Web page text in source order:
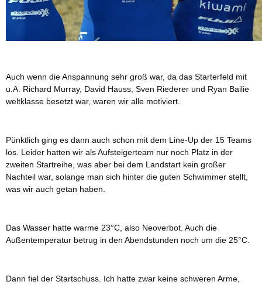
Auch wenn die Anspannung sehr groß war, da das Starterfeld mit
u.A. Richard Murray, David Hauss, Sven Riederer und Ryan Bailie
weltklasse besetzt war, waren wir alle motiviert.
Pünktlich ging es dann auch schon mit dem Line-Up der 15 Teams
los. Leider hatten wir als Aufsteigerteam nur noch Platz in der
zweiten Startreihe, was aber bei dem Landstart kein großer
Nachteil war, solange man sich hinter die guten Schwimmer stellt,
was wir auch getan haben.
Das Wasser hatte warme 23°C, also Neoverbot. Auch die
Außentemperatur betrug in den Abendstunden noch um die 25°C.
Dann fiel der Startschuss. Ich hatte zwar keine schweren Arme,